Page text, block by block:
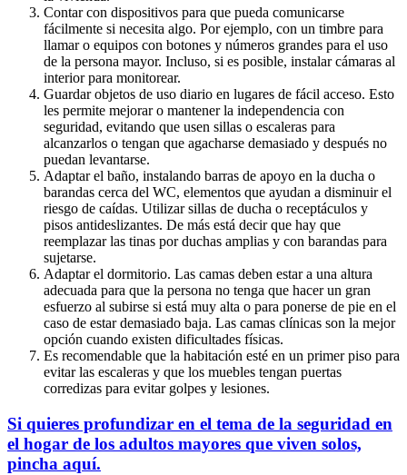
Contar con dispositivos para que pueda comunicarse
fácilmente si necesita algo. Por ejemplo, con un timbre para
llamar o equipos con botones y números grandes para el uso
de la persona mayor. Incluso, si es posible, instalar cámaras al
interior para monitorear.
Guardar objetos de uso diario en lugares de fácil acceso. Esto
les permite mejorar o mantener la independencia con
seguridad, evitando que usen sillas o escaleras para
alcanzarlos o tengan que agacharse demasiado y después no
puedan levantarse.
Adaptar el baño, instalando barras de apoyo en la ducha o
barandas cerca del WC, elementos que ayudan a disminuir el
riesgo de caídas. Utilizar sillas de ducha o receptáculos y
pisos antideslizantes. De más está decir que hay que
reemplazar las tinas por duchas amplias y con barandas para
sujetarse.
Adaptar el dormitorio. Las camas deben estar a una altura
adecuada para que la persona no tenga que hacer un gran
esfuerzo al subirse si está muy alta o para ponerse de pie en el
caso de estar demasiado baja. Las camas clínicas son la mejor
opción cuando existen dificultades físicas.
Es recomendable que la habitación esté en un primer piso para
evitar las escaleras y que los muebles tengan puertas
corredizas para evitar golpes y lesiones.
Si quieres profundizar en el tema de la seguridad en
el hogar de los adultos mayores que viven solos,
pincha aquí.